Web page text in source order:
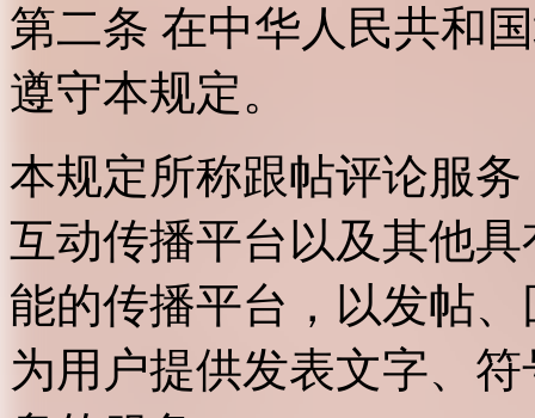
第二条 在中华人民共和
遵守本规定。
本规定所称跟帖评论服
互动传播平台以及其他
能的传播平台，以发帖
为用户提供发表文字、